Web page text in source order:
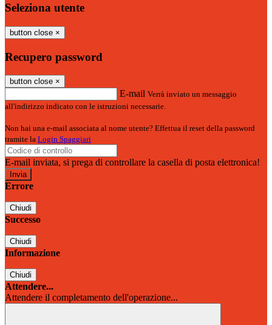
Seleziona utente
button close ×
Recupero password
button close ×
E-mail Verrà inviato un messaggio
all'indirizzo indicato con le istruzioni necessarie.
Non hai una e-mail associata al nome utente? Effettua il reset della password
tramite la Login Spaggiari
E-mail inviata, si prega di controllare la casella di posta elettronica!
Errore
Chiudi
Successo
Chiudi
Informazione
Chiudi
Attendere...
Attendere il completamento dell'operazione...